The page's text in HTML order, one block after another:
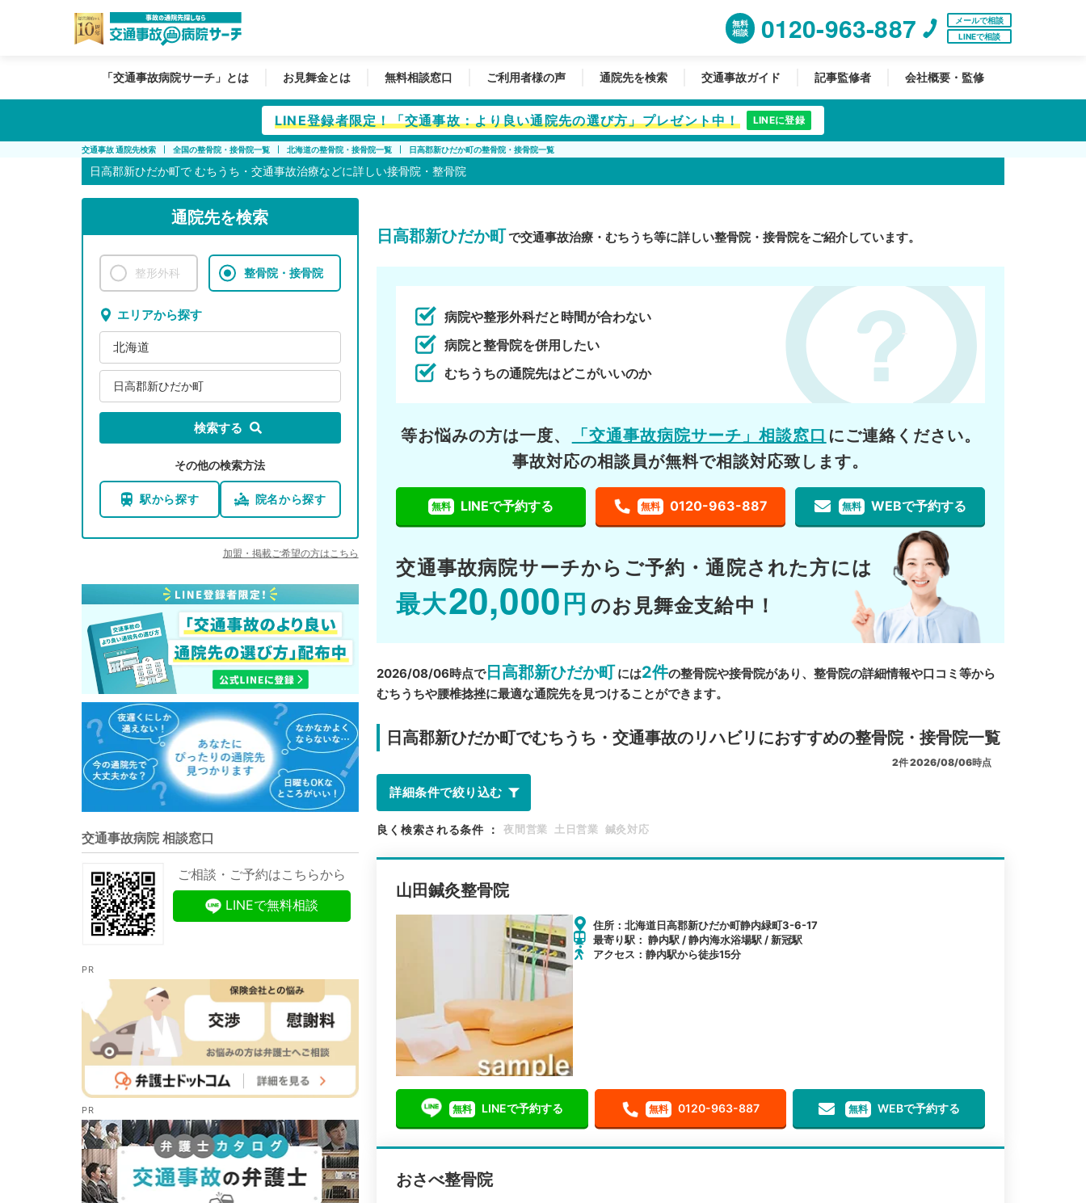
無料
相談
0120-963-887
メールで相談
LINEで相談
「交通事故病院サーチ」とは お見舞金とは 無料相談窓口 ご利用者様の声 通院先を検索 交通事故ガイド 記事監修者 会社概要・監修
LINE登録者限定！「交通事故：より良い通院先の選び方」プレゼント中！ LINEに登録
交通事故 通院先検索 全国の整骨院・接骨院一覧 北海道の整骨院・接骨院一覧 日高郡新ひだか町の整骨院・接骨院一覧
日高郡新ひだか町で むちうち・交通事故治療などに詳しい接骨院・整骨院
通院先を検索
整形外科 整骨院・接骨院
エリアから探す
北海道
日高郡新ひだか町
検索する
その他の検索方法
駅から探す 院名から探す
加盟・掲載ご希望の方はこちら
交通事故病院 相談窓口
ご相談・ご予約はこちらから
LINEで無料相談
日高郡新ひだか町で交通事故治療・むちうち等に詳しい整骨院・接骨院をご紹介しています。
病院や整形外科だと時間が合わない
病院と整骨院を併用したい
むちうちの通院先はどこがいいのか
等お悩みの方は一度、 「交通事故病院サーチ」相談窓口 にご連絡ください。
事故対応の相談員が無料で相談対応致します。
無料 LINEで予約する 無料 0120-963-887 無料 WEBで予約する
交通事故病院サーチから ご予約・通院された方には
最大20,000 円 のお見舞金支給中！
2026/08/06時点で日高郡新ひだか町には2件の整骨院や接骨院があり、整骨院の詳細情報や口コミ等から
むちうちや腰椎捻挫に最適な通院先を見つけることができます。
日高郡新ひだか町でむちうち・交通事故のリハビリにおすすめの整骨院・接骨院一覧
2件2026/08/06時点
詳細条件で絞り込む
良く検索される条件 ： 夜間営業 土日営業 鍼灸対応
山田鍼灸整骨院
住所：北海道日高郡新ひだか町静内緑町3-6-17
最寄り駅： 静内駅 / 静内海水浴場駅 / 新冠駅
アクセス：静内駅から徒歩15分
無料 LINEで予約する 無料 0120-963-887 無料 WEBで予約する
おさべ整骨院